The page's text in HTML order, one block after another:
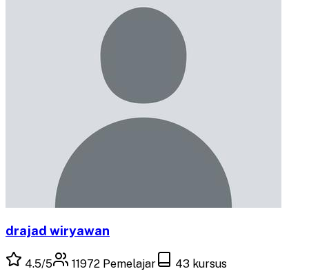
drajad wiryawan
4.5/5 11972 Pemelajar 43 kursus